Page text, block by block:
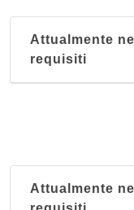
Attualmente
requisiti
Attualmente